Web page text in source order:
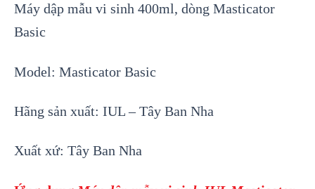
Máy dập mẫu vi sinh 400ml, dòng Masticator
Basic
Model: Masticator Basic
Hãng sản xuất: IUL – Tây Ban Nha
Xuất xứ: Tây Ban Nha